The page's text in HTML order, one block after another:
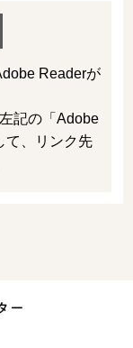
Readerが
記の「Adobe
て、リンク先